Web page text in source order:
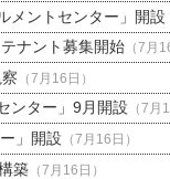
メントセンター」開設
ナント募集開始（7月
（7月16日）
ンター」9月開設 （7月
」開設 （7月16日）
築（7月16日）